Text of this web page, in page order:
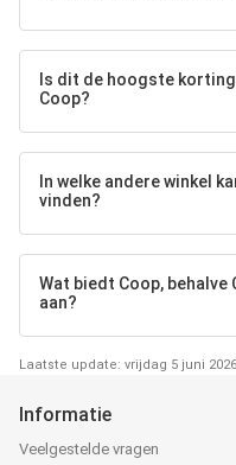
Is dit de hoogste
Coop?
In welke andere winkel
vinden?
Wat biedt Coop, behalve
aan?
Laatste update: vrijdag 5 juni 2026
Informatie
Veelgestelde vragen